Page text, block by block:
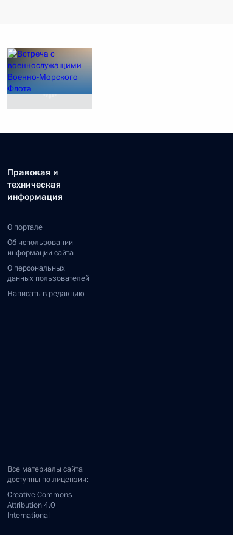
Правовая и
техническая
информация
О портале
Об использовании
информации сайта
О персональных
данных пользователей
Написать в редакцию
Все материалы сайта
доступны по лицензии:
Creative Commons
Attribution 4.0
International